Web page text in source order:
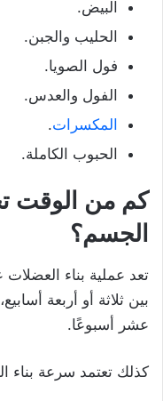
البيض.
الحليب والجبن.
فول الصويا.
الفول والعدس.
المكسرات.
الحبوب الكاملة.
كم من الوقت
الجسم؟
تعد عملية بناء
بين ثلاثة أو أربعة
عشر أسبوعًا.
كذلك تعتمد سرعة بناء